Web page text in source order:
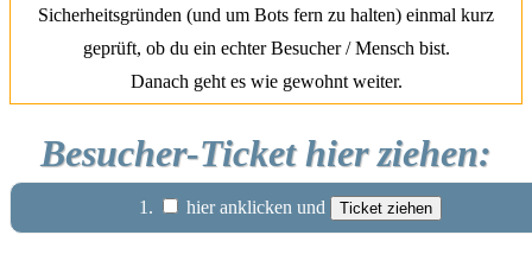
Sicherheitsgründen (und um Bots fern zu halten) einmal kurz
geprüft, ob du ein echter Besucher / Mensch bist.
Danach geht es wie gewohnt weiter.
Besucher-Ticket hier ziehen:
1. hier anklicken und